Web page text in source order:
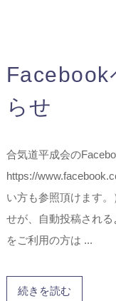
Facebook
らせ
合気道平成会の
https://
い方も参照頂けます
せが、自動投稿され
をご利用の方は ...
続きを読む